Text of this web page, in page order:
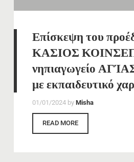
Επίσκεψη του
ΚΑΣΙΟΣ
νηπιαγωγείο
με εκπαιδευτικό
01/01/2024 by Misha
READ MORE